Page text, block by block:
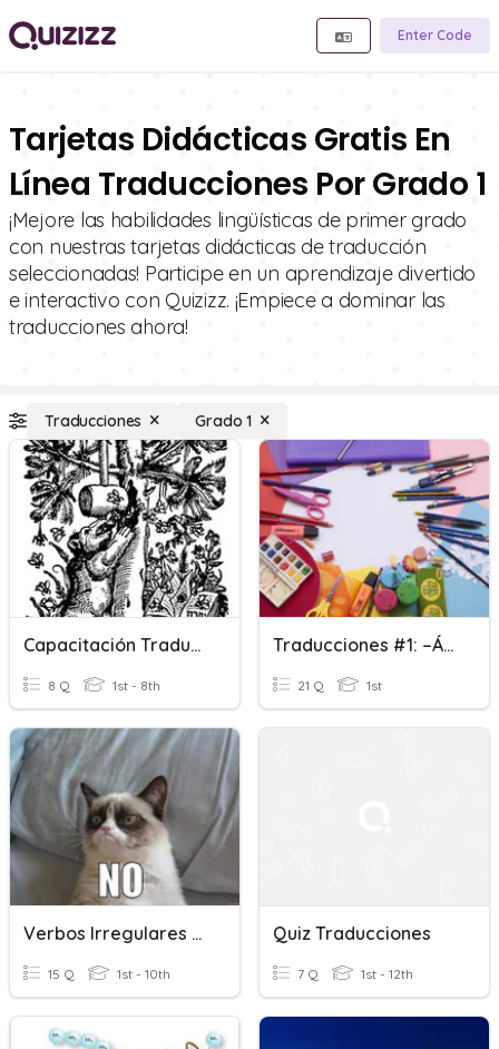
Enter Code
Tarjetas Didácticas Gratis En
Línea Traducciones Por Grado 1
¡Mejore las habilidades lingüísticas de primer grado
con nuestras tarjetas didácticas de traducción
seleccionadas! Participe en un aprendizaje divertido
e interactivo con Quizizz. ¡Empiece a dominar las
traducciones ahora!
Traducciones Grado 1
Capacitación Traducciones.
8 Q 1st - 8th
Traducciones #1: –ável/ –ento
21 Q 1st
Verbos Irregulares Traducciones
15 Q 1st - 10th
Quiz Traducciones
7 Q 1st - 12th